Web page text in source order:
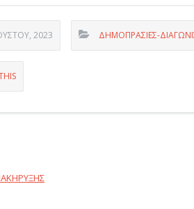
2023 ΔΗΜΟΠΡΑΣΙΕΣ-